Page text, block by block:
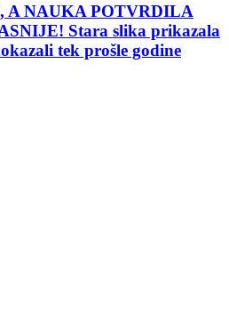
A NAUKA POTVRDILA
Stara slika prikazala
tek prošle godine